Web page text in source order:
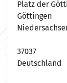
Platz der
Göttingen
37037
Deutschland